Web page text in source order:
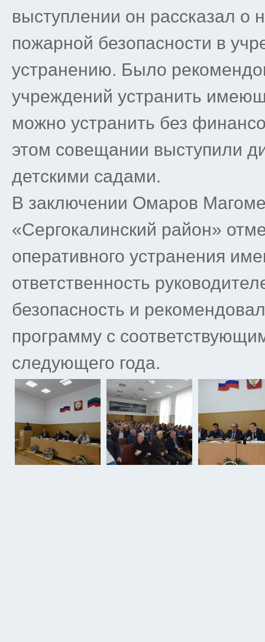
выступлении он рассказал о
пожарной безопасности в
устранению. Было
учреждений устранить
можно устранить без
этом совещании выступили
детскими садами.
В заключении Омаров
«Сергокалинский район»
оперативного устранения
ответственность
безопасность и
программу с
следующего года.